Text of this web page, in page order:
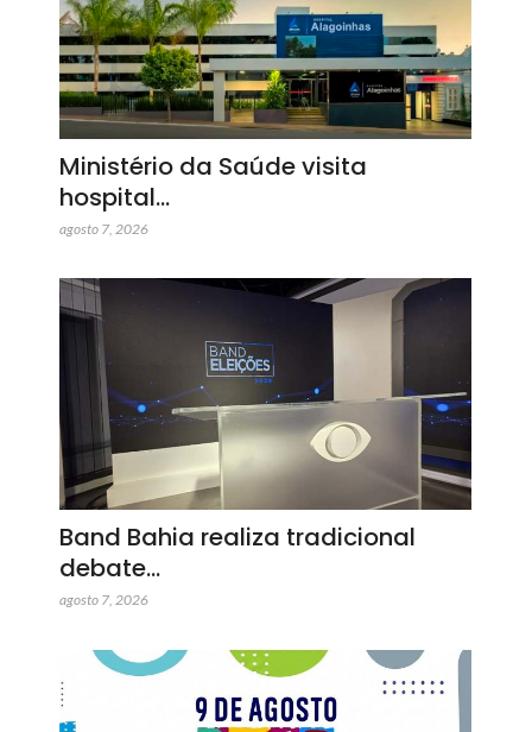
Ministério da Saúde visita
hospital…
agosto 7, 2026
Band Bahia realiza tradicional
debate…
agosto 7, 2026